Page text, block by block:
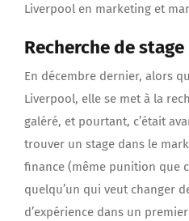
Liverpool en marketing et
Recherche de stage
En décembre dernier, alors
Liverpool, elle se met à la
galéré, et pourtant, c’était
trouver un stage dans le
finance (même punition que
quelqu’un qui veut changer
d’expérience dans un